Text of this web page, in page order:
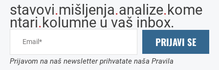
stavovi.mišljenja.analize.kome
ntari.kolumne u vaš inbox.
PRIJAVI SE
Prijavom na naš newsletter prihvatate naša Pravila